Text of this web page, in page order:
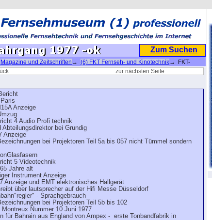
Zum Suchen
Magazine und Zeitschriften → (6) FKT Fernseh- und Kinotechnik→ FKT-
zur nächsten Seite
Anzeige
4 Audio Profi technik
Abteilungsdirektor bei Grundig
Anzeige
bei Projektoren Teil 5a bis 057 nicht Tümmel sondern
5 Videotechnik
Jahre alt
Instrument Anzeige
Anzeige und EMT elektronisches Hallgerät
über lautsprecher auf der Hifi Messe Düsseldorf
- Sprachgebrauch
bei Projektoren Teil 5b bis 102
Montreux Nummer 10 Juni 1977
für Bahrain aus England von Ampex - erste Tonbandfabrik in